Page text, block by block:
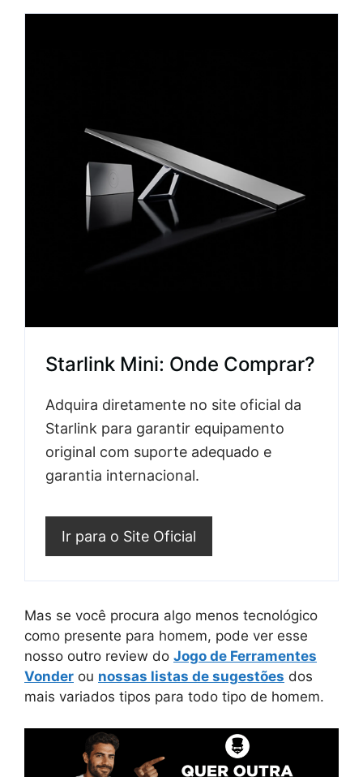
Starlink Mini: Onde Comprar?
Adquira diretamente no site oficial da
Starlink para garantir equipamento
original com suporte adequado e
garantia internacional.
Ir para o Site Oficial
Mas se você procura algo menos tecnológico
como presente para homem, pode ver esse
nosso outro review do Jogo de Ferramentes
Vonder ou nossas listas de sugestões dos
mais variados tipos para todo tipo de homem.